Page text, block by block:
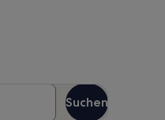
die
Suchen